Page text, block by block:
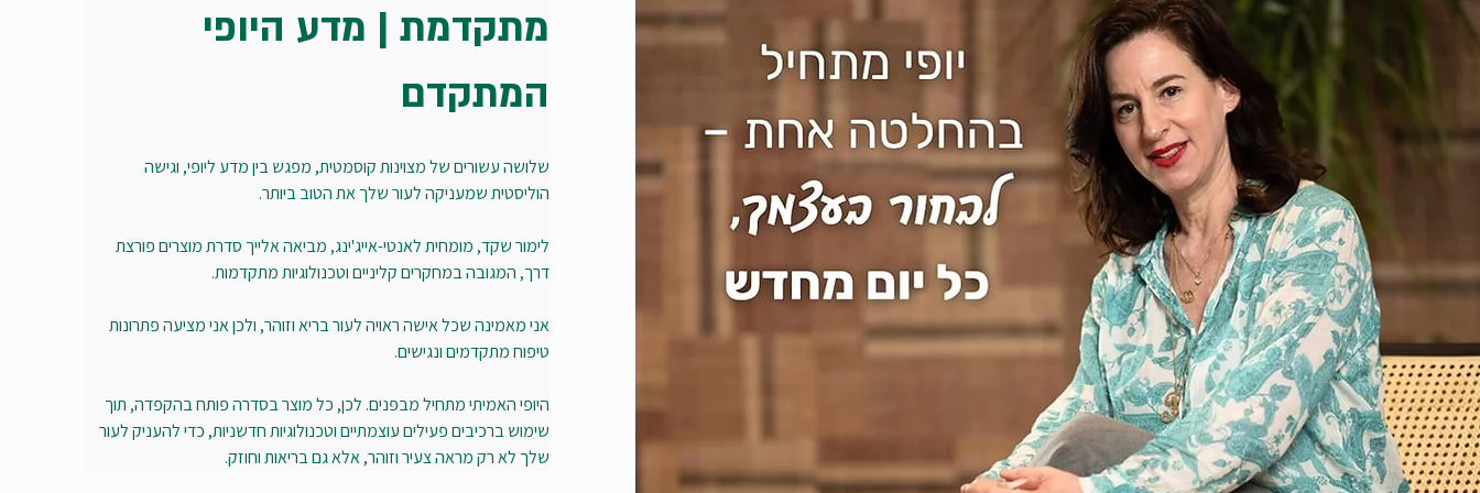
מתקדמת | מדע היופי
המתקדם
שלושה עשורים של מצוינות קוסמטית, מפגש בין מדע ליופי, וגישה
הוליסטית שמעניקה לעור שלך את הטוב ביותר.
לימור שקד, מומחית לאנטי-אייג'ינג, מביאה אלייך סדרת מוצרים פורצת
דרך, המגובה במחקרים קליניים וטכנולוגיות מתקדמות.
אני מאמינה שכל אישה ראויה לעור בריא וזוהר, ולכן אני מציעה פתרונות
טיפוח מתקדמים ונגישים.
היופי האמיתי מתחיל מבפנים. לכן, כל מוצר בסדרה פותח בהקפדה, תוך
שימוש ברכיבים פעילים עוצמתיים וטכנולוגיות חדשניות, כדי להעניק לעור
שלך לא רק מראה צעיר וזוהר, אלא גם בריאות וחוזק.